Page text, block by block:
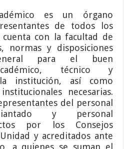
es un órgano
de todos los
con la facultad de
normas y disposiciones
para el buen
técnico y
institución, así como
necesarias.
del personal
y personal
por los Consejos
y acreditados ante
a quienes se suman el